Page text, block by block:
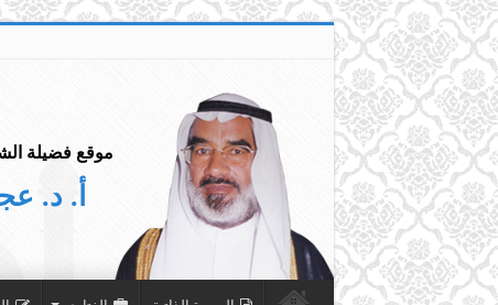
موقع فضيلة
أ. د.